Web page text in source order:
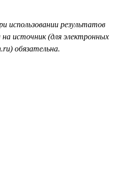
использовании результатов
на источник (для электронных
обязательна.